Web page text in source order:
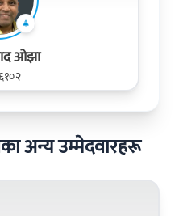
ओझा
अन्य उम्मेदवारहरू